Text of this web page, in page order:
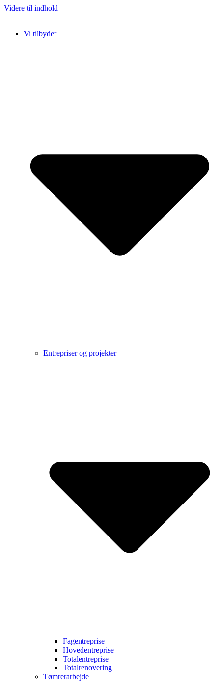
Videre til indhold
Vi tilbyder
Entrepriser og projekter
Fagentreprise
Hovedentreprise
Totalentreprise
Totalrenovering
Tømrerarbejde